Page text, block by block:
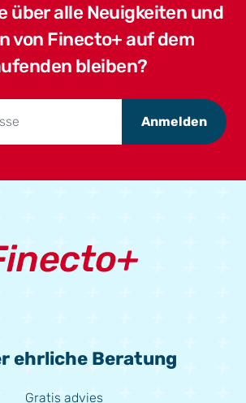
über alle Neuigkeiten und
von Finecto+ auf dem
bleiben?
Anmelden
ehrliche Beratung
Gratis advies